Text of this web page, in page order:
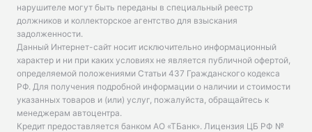
нарушителе могут быть переданы в специальный реестр
должников и коллекторское агентство для взыскания
задолженности.
Данный Интернет-сайт носит исключительно информационный
характер и ни при каких условиях не является публичной офертой,
определяемой положениями Статьи 437 Гражданского кодекса
РФ. Для получения подробной информации о наличии и стоимости
указанных товаров и (или) услуг, пожалуйста, обращайтесь к
менеджерам автоцентра.
Кредит предоставляется банком АО «ТБанк». Лицензия ЦБ РФ №